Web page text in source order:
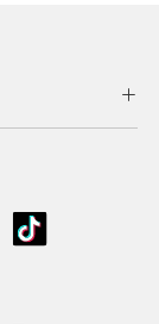
夜景